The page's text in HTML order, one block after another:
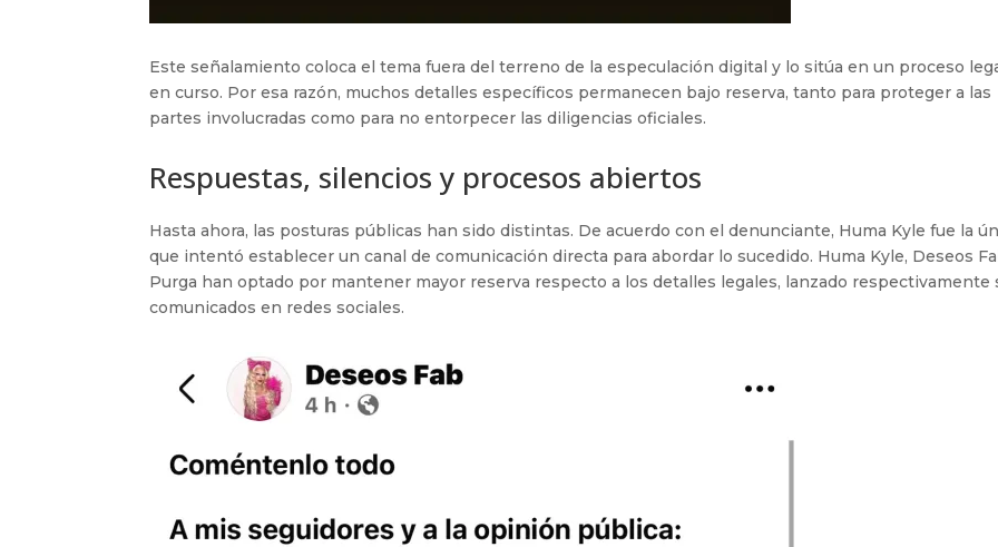
Este señalamiento coloca el tema fuera del terreno de la especulación digital y lo sitúa en un proceso
en curso. Por esa razón, muchos detalles específicos permanecen bajo reserva, tanto para proteger a las
partes involucradas como para no entorpecer las diligencias oficiales.
Respuestas, silencios y procesos abiertos
Hasta ahora, las posturas públicas han sido distintas. De acuerdo con el denunciante, Huma Kyle fue la
que intentó establecer un canal de comunicación directa para abordar lo sucedido. Huma Kyle, Deseos
Purga han optado por mantener mayor reserva respecto a los detalles legales, lanzado respectivamente
comunicados en redes sociales.